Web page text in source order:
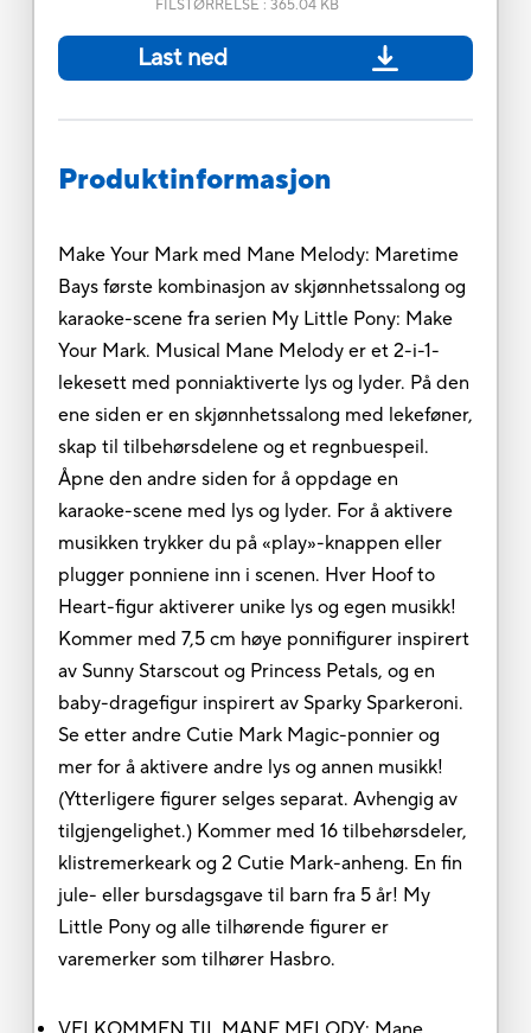
FILSTØRRELSE : 365.04 KB
Last ned
Produktinformasjon
Make Your Mark med Mane Melody: Maretime
Bays første kombinasjon av skjønnhetssalong og
karaoke-scene fra serien My Little Pony: Make
Your Mark. Musical Mane Melody er et 2-i-1-
lekesett med ponniaktiverte lys og lyder. På den
ene siden er en skjønnhetssalong med lekeføner,
skap til tilbehørsdelene og et regnbuespeil.
Åpne den andre siden for å oppdage en
karaoke-scene med lys og lyder. For å aktivere
musikken trykker du på «play»-knappen eller
plugger ponniene inn i scenen. Hver Hoof to
Heart-figur aktiverer unike lys og egen musikk!
Kommer med 7,5 cm høye ponnifigurer inspirert
av Sunny Starscout og Princess Petals, og en
baby-dragefigur inspirert av Sparky Sparkeroni.
Se etter andre Cutie Mark Magic-ponnier og
mer for å aktivere andre lys og annen musikk!
(Ytterligere figurer selges separat. Avhengig av
tilgjengelighet.) Kommer med 16 tilbehørsdeler,
klistremerkeark og 2 Cutie Mark-anheng. En fin
jule- eller bursdagsgave til barn fra 5 år! My
Little Pony og alle tilhørende figurer er
varemerker som tilhører Hasbro.